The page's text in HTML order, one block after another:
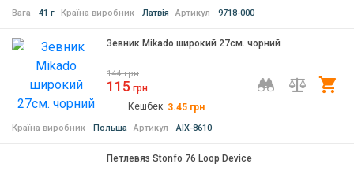
Вага 41 г Країна виробник Латвія Артикул 9718-000
Зевник Mikado широкий 27см. чорний
144 грн
115 грн
Кешбек 3.45 грн
Країна виробник Польша Артикул AIX-8610
Петлевяз Stonfo 76 Loop Device